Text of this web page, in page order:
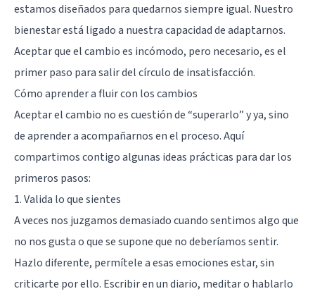
estamos diseñados para quedarnos siempre igual. Nuestro
bienestar está ligado a nuestra capacidad de adaptarnos.
Aceptar que el cambio es incómodo, pero necesario, es el
primer paso para salir del círculo de insatisfacción.
Cómo aprender a fluir con los cambios
Aceptar el cambio no es cuestión de “superarlo” y ya, sino
de aprender a acompañarnos en el proceso. Aquí
compartimos contigo algunas ideas prácticas para dar los
primeros pasos:
1. Valida lo que sientes
A veces nos juzgamos demasiado cuando sentimos algo que
no nos gusta o que se supone que no deberíamos sentir.
Hazlo diferente, permítele a esas emociones estar, sin
criticarte por ello. Escribir en un diario, meditar o hablarlo